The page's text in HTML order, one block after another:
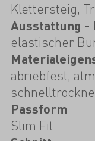
Klettersteig,
Ausstattung -
elastischer
abriebfest,
Passform
Slim Fit